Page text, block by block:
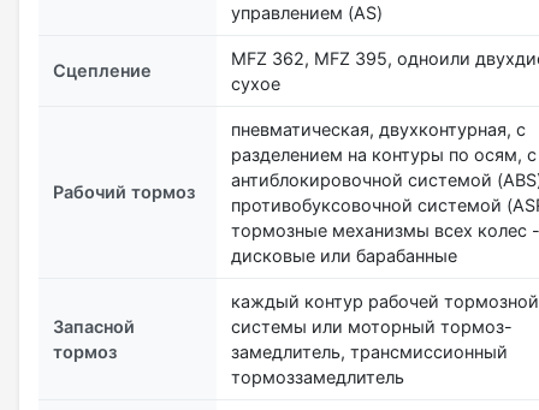
управлением (AS)
Сцепление
MFZ 362, MFZ 395, одноили
сухое
Рабочий тормоз
пневматическая, двухконтурная, с
разделением на контуры по осям, с
антиблокировочной системой
противобуксовочной системой
тормозные механизмы всех колес -
дисковые или барабанные
Запасной
тормоз
каждый контур рабочей тормозной
системы или моторный тормоз-
замедлитель, трансмиссионный
тормоззамедлитель